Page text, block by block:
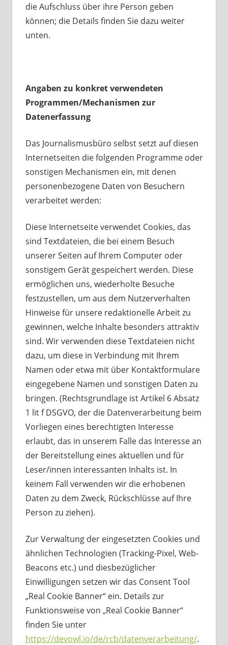
die Aufschluss über ihre Person geben
können; die Details finden Sie dazu weiter
unten.
Angaben zu konkret verwendeten
Programmen/Mechanismen zur
Datenerfassung
Das Journalismusbüro selbst setzt auf diesen
Internetseiten die folgenden Programme oder
sonstigen Mechanismen ein, mit denen
personenbezogene Daten von Besuchern
verarbeitet werden:
Diese Internetseite verwendet Cookies, das
sind Textdateien, die bei einem Besuch
unserer Seiten auf Ihrem Computer oder
sonstigem Gerät gespeichert werden. Diese
ermöglichen uns, wiederholte Besuche
festzustellen, um aus dem Nutzerverhalten
Hinweise für unsere redaktionelle Arbeit zu
gewinnen, welche Inhalte besonders attraktiv
sind. Wir verwenden diese Textdateien nicht
dazu, um diese in Verbindung mit Ihrem
Namen oder etwa mit über Kontaktformulare
eingegebene Namen und sonstigen Daten zu
bringen. (Rechtsgrundlage ist Artikel 6 Absatz
1 lit f DSGVO, der die Datenverarbeitung beim
Vorliegen eines berechtigten Interesse
erlaubt, das in unserem Falle das Interesse an
der Bereitstellung eines aktuellen und für
Leser/innen interessanten Inhalts ist. In
keinem Fall verwenden wir die erhobenen
Daten zu dem Zweck, Rückschlüsse auf Ihre
Person zu ziehen).
Zur Verwaltung der eingesetzten Cookies und
ähnlichen Technologien (Tracking-Pixel, Web-
Beacons etc.) und diesbezüglicher
Einwilligungen setzen wir das Consent Tool
„Real Cookie Banner“ ein. Details zur
Funktionsweise von „Real Cookie Banner“
finden Sie unter
https://devowl.io/de/rcb/datenverarbeitung/.